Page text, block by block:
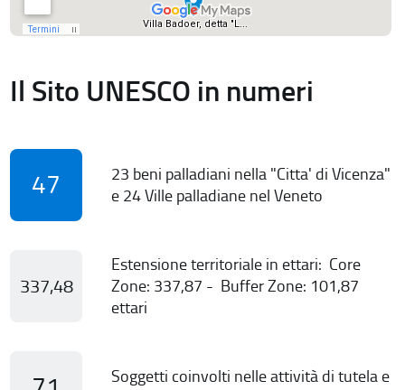
Il Sito UNESCO in numeri
47
23 beni palladiani nella "Citta' di Vicenza"
e 24 Ville palladiane nel Veneto
337,48
Estensione territoriale in ettari: Core
Zone: 337,87 - Buffer Zone: 101,87
ettari
Soggetti coinvolti nelle attività di tutela e